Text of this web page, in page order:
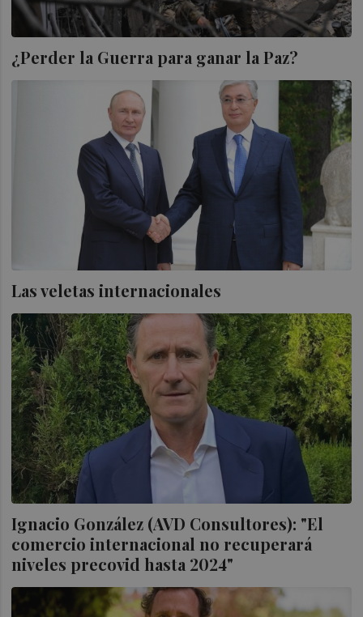
¿Perder la Guerra para ganar la Paz?
Las veletas internacionales
Ignacio González (AVD Consultores): "El
comercio internacional no recuperará
niveles precovid hasta 2024"